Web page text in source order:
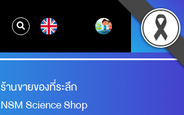
จองเข้าชมพิพิธภัณฑ์
Booking your visit
ร้านขายของที่ระลึก
NSM Science Shop